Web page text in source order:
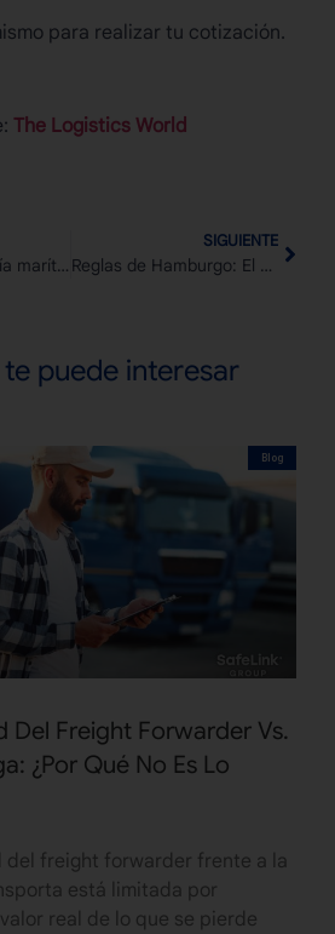
para realizar tu cotización.
The Logistics World
¿Qué es la piratería marítima y cómo puedes evitarla?
SIGUIENTE
Reglas de Hamburgo: El marco legal que protege tu carga internacional
puede interesar
Blog
Del Freight Forwarder Vs.
¿Por Qué No Es Lo
del freight forwarder frente a la
está limitada por
real de lo que se pierde